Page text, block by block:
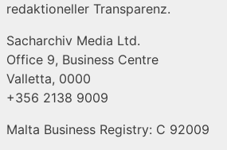
redaktioneller Transparenz.
Sacharchiv Media Ltd.
Office 9, Business Centre
Valletta, 0000
+356 2138 9009
Malta Business Registry: C 92009